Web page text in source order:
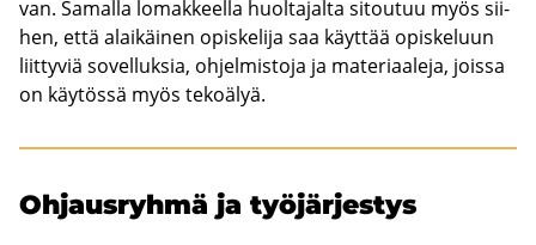
van. Sa­mal­la lo­mak­keel­la huol­ta­jal­ta si­tou­tuu myös sii­
hen, että alai­käi­nen opis­ke­li­ja saa käyt­tää opis­ke­luun
liit­ty­viä so­vel­luk­sia, oh­jel­mis­to­ja ja ma­te­ri­aa­le­ja, jois­sa
on käy­tös­sä myös te­ko­ä­lyä.
Oh­jaus­ryh­mä ja työ­jär­jes­tys